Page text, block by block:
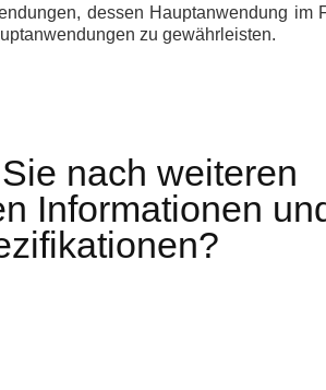
dessen Hauptanwendung
zu gewährleisten.
nach weiteren
Informationen